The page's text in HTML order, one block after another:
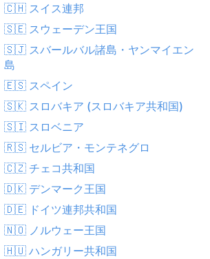
晴れ
🇨🇭 スイス連邦
🇸🇪 スウェーデン王国
🇸🇯 スバールバル諸島・ヤンマイエン
島
🇪🇸 スペイン
🇸🇰 スロバキア (スロバキア共和国)
🇸🇮 スロベニア
🇷🇸 セルビア・モンテネグロ
🇨🇿 チェコ共和国
🇩🇰 デンマーク王国
🇩🇪 ドイツ連邦共和国
🇳🇴 ノルウェー王国
🇭🇺 ハンガリー共和国